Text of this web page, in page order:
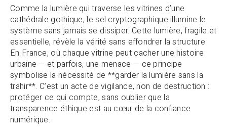
Comme la lumière qui traverse les vitrines d’une
cathédrale gothique, le sel cryptographique illumine le
système sans jamais se dissiper. Cette lumière, fragile et
essentielle, révèle la vérité sans effondrer la structure.
En France, où chaque vitrine peut cacher une histoire
urbaine — et parfois, une menace — ce principe
symbolise la nécessité de **garder la lumière sans la
trahir**. C’est un acte de vigilance, non de destruction :
protéger ce qui compte, sans oublier que la
transparence éthique est au cœur de la confiance
numérique.